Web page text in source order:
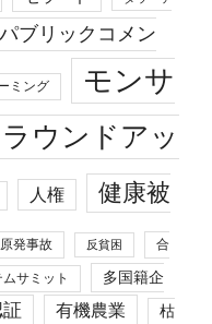
パブリックコメン
ミング
モンサ
ラウンドアッ
人権
健康被
原発事故 反貧困 合
サミット
多国籍企
有機農業 枯